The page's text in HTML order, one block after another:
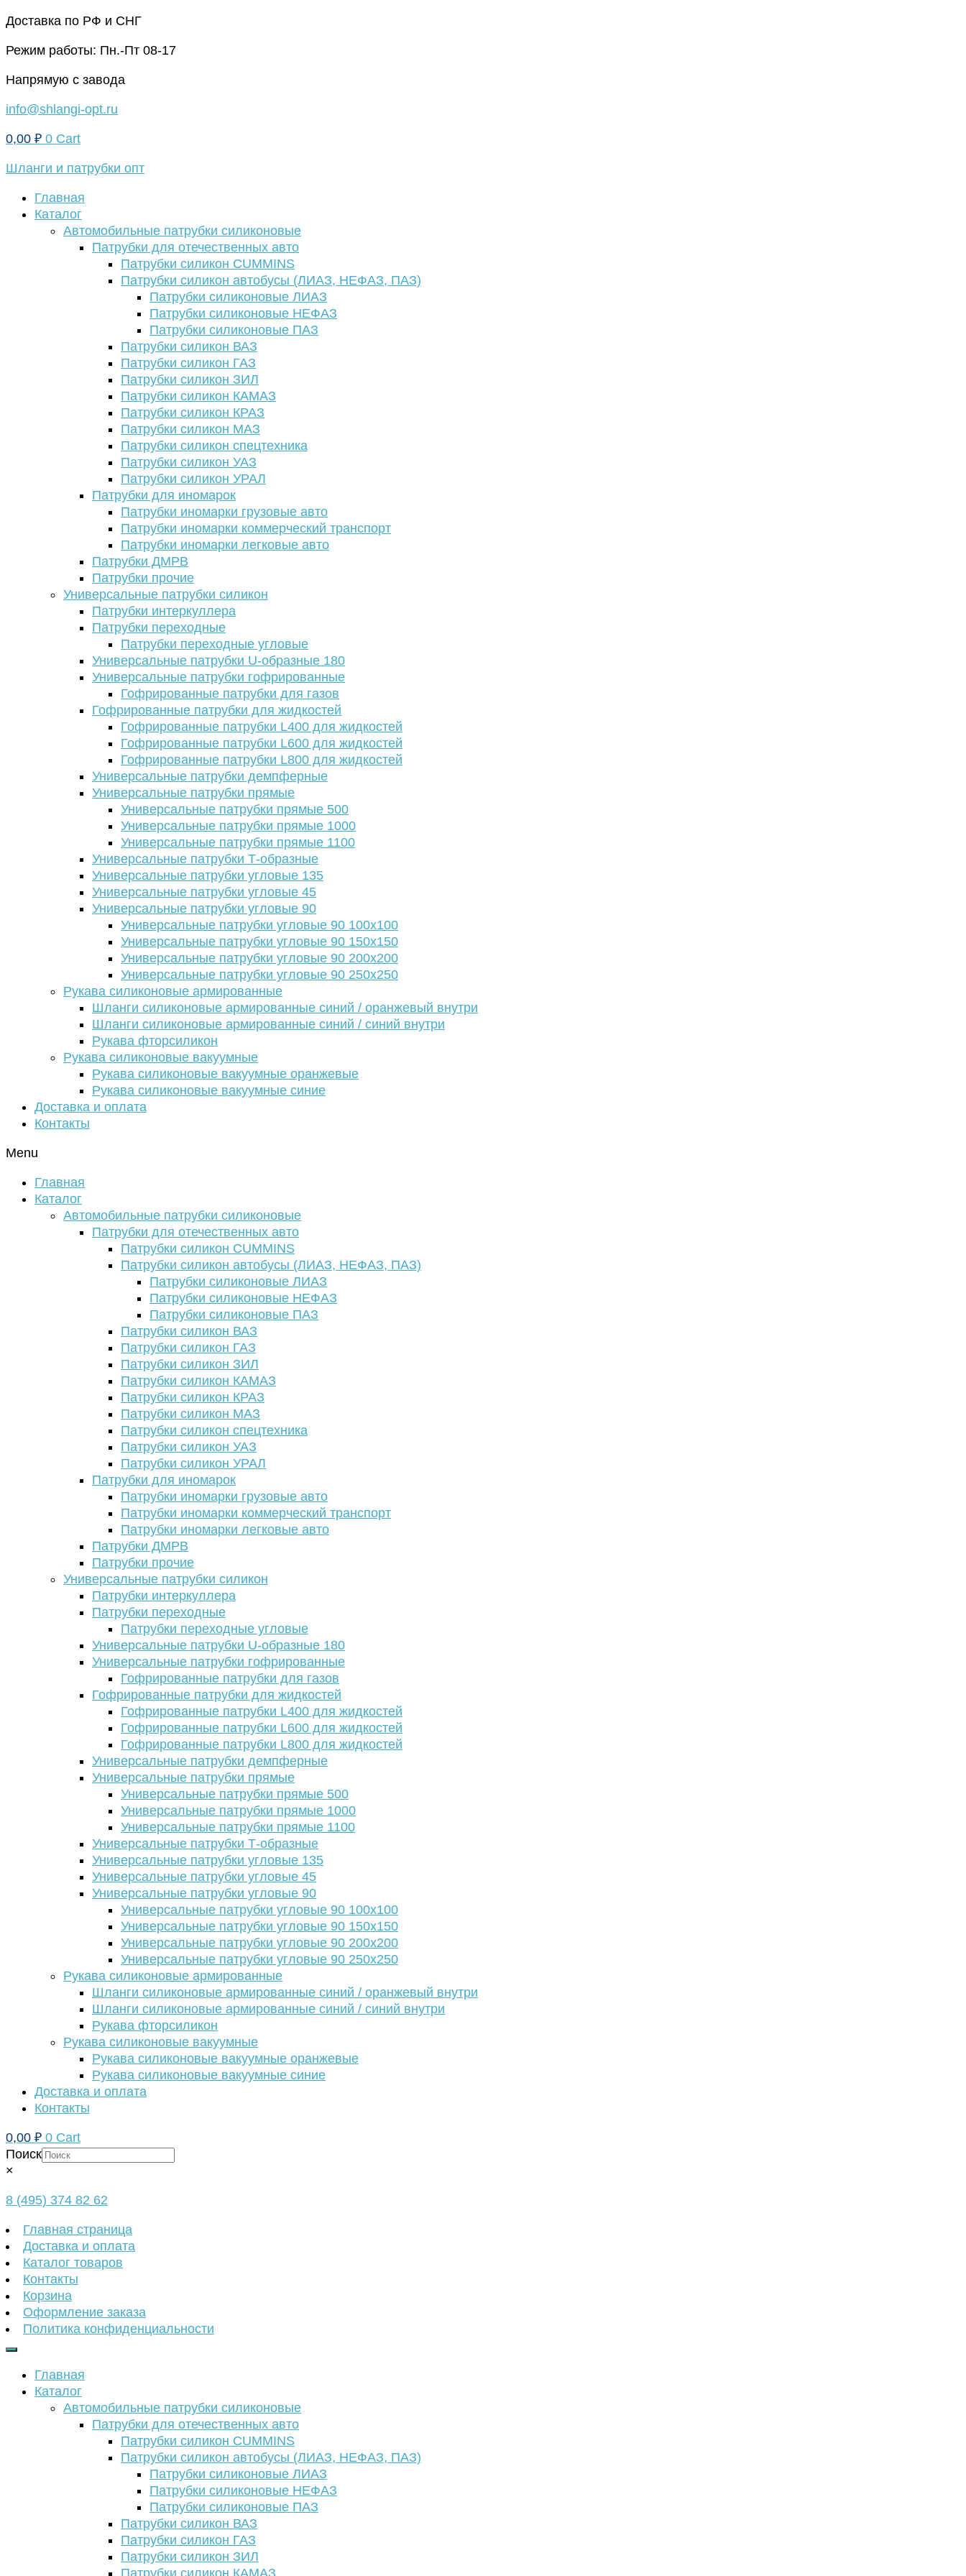
Перейти
содержимому
Доставка по РФ и СНГ
Режим работы: Пн.-Пт 08-17
Напрямую с завода
info@shlangi-opt.ru
0,00 ₽ 0 Cart
Шланги и патрубки опт
Главная
Каталог
Автомобильные патрубки силиконовые
Патрубки для отечественных авто
Патрубки силикон CUMMINS
Патрубки силикон автобусы (ЛИАЗ, НЕФАЗ, ПАЗ)
Патрубки силиконовые ЛИАЗ
Патрубки силиконовые НЕФАЗ
Патрубки силиконовые ПАЗ
Патрубки силикон ВАЗ
Патрубки силикон ГАЗ
Патрубки силикон ЗИЛ
Патрубки силикон КАМАЗ
Патрубки силикон КРАЗ
Патрубки силикон МАЗ
Патрубки силикон спецтехника
Патрубки силикон УАЗ
Патрубки силикон УРАЛ
Патрубки для иномарок
Патрубки иномарки грузовые авто
Патрубки иномарки коммерческий транспорт
Патрубки иномарки легковые авто
Патрубки ДМРВ
Патрубки прочие
Универсальные патрубки силикон
Патрубки интеркуллера
Патрубки переходные
Патрубки переходные угловые
Универсальные патрубки U-образные 180
Универсальные патрубки гофрированные
Гофрированные патрубки для газов
Гофрированные патрубки для жидкостей
Гофрированные патрубки L400 для жидкостей
Гофрированные патрубки L600 для жидкостей
Гофрированные патрубки L800 для жидкостей
Универсальные патрубки демпферные
Универсальные патрубки прямые
Универсальные патрубки прямые 500
Универсальные патрубки прямые 1000
Универсальные патрубки прямые 1100
Универсальные патрубки Т-образные
Универсальные патрубки угловые 135
Универсальные патрубки угловые 45
Универсальные патрубки угловые 90
Универсальные патрубки угловые 90 100х100
Универсальные патрубки угловые 90 150х150
Универсальные патрубки угловые 90 200х200
Универсальные патрубки угловые 90 250х250
Рукава силиконовые армированные
Шланги силиконовые армированные синий / оранжевый внутри
Шланги силиконовые армированные синий / синий внутри
Рукава фторсиликон
Рукава силиконовые вакуумные
Рукава силиконовые вакуумные оранжевые
Рукава силиконовые вакуумные синие
Доставка и оплата
Контакты
Menu
Главная
Каталог
Автомобильные патрубки силиконовые
Патрубки для отечественных авто
Патрубки силикон CUMMINS
Патрубки силикон автобусы (ЛИАЗ, НЕФАЗ, ПАЗ)
Патрубки силиконовые ЛИАЗ
Патрубки силиконовые НЕФАЗ
Патрубки силиконовые ПАЗ
Патрубки силикон ВАЗ
Патрубки силикон ГАЗ
Патрубки силикон ЗИЛ
Патрубки силикон КАМАЗ
Патрубки силикон КРАЗ
Патрубки силикон МАЗ
Патрубки силикон спецтехника
Патрубки силикон УАЗ
Патрубки силикон УРАЛ
Патрубки для иномарок
Патрубки иномарки грузовые авто
Патрубки иномарки коммерческий транспорт
Патрубки иномарки легковые авто
Патрубки ДМРВ
Патрубки прочие
Универсальные патрубки силикон
Патрубки интеркуллера
Патрубки переходные
Патрубки переходные угловые
Универсальные патрубки U-образные 180
Универсальные патрубки гофрированные
Гофрированные патрубки для газов
Гофрированные патрубки для жидкостей
Гофрированные патрубки L400 для жидкостей
Гофрированные патрубки L600 для жидкостей
Гофрированные патрубки L800 для жидкостей
Универсальные патрубки демпферные
Универсальные патрубки прямые
Универсальные патрубки прямые 500
Универсальные патрубки прямые 1000
Универсальные патрубки прямые 1100
Универсальные патрубки Т-образные
Универсальные патрубки угловые 135
Универсальные патрубки угловые 45
Универсальные патрубки угловые 90
Универсальные патрубки угловые 90 100х100
Универсальные патрубки угловые 90 150х150
Универсальные патрубки угловые 90 200х200
Универсальные патрубки угловые 90 250х250
Рукава силиконовые армированные
Шланги силиконовые армированные синий / оранжевый внутри
Шланги силиконовые армированные синий / синий внутри
Рукава фторсиликон
Рукава силиконовые вакуумные
Рукава силиконовые вакуумные оранжевые
Рукава силиконовые вакуумные синие
Доставка и оплата
Контакты
0,00 ₽ 0 Cart
Поиск
×
8 (495) 374 82 62
Главная страница
Доставка и оплата
Каталог товаров
Контакты
Корзина
Оформление заказа
Политика конфиденциальности
Главная
Каталог
Автомобильные патрубки силиконовые
Патрубки для отечественных авто
Патрубки силикон CUMMINS
Патрубки силикон автобусы (ЛИАЗ, НЕФАЗ, ПАЗ)
Патрубки силиконовые ЛИАЗ
Патрубки силиконовые НЕФАЗ
Патрубки силиконовые ПАЗ
Патрубки силикон ВАЗ
Патрубки силикон ГАЗ
Патрубки силикон ЗИЛ
Патрубки силикон КАМАЗ